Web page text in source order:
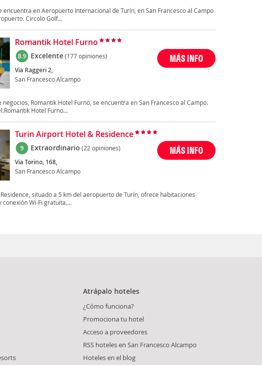
encuentra en Aeropuerto Internacional de Turín, en San Francesco al Campo
Circolo Golf...
Romantik Hotel Furno
8.9 Excelente(177 opiniones)
Via Raggeri 2,
San Francesco Alcampo
MÁS INFO
negocios, Romantik Hotel Furno, se encuentra en San Francesco al Campo.
Hotel Furno...
Turin Airport Hotel & Residence
9 Extraordinario (22 opiniones)
Via Torino, 168,
San Francesco Alcampo
MÁS INFO
situado a 5 km del aeropuerto de Turín, ofrece habitaciones
Wi-Fi gratuita,...
Atrápalo hoteles
¿Cómo funciona?
Promociona tu hotel
Acceso a proveedores
RSS hoteles en San Francesco Alcampo
Hoteles en el blog